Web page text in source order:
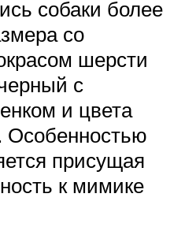
собаки более
со
шерсти
с
и цвета
Особенностью
присущая
к мимике